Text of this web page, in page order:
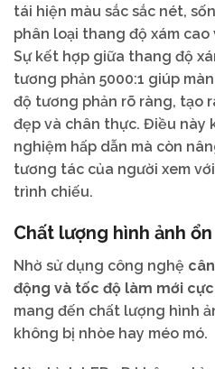
tái hiện màu sắc sắc nét,
phân loại thang độ xám
Sự kết hợp giữa thang độ
tương phản 5000:1 giúp
độ tương phản rõ ràng, tạo
đẹp và chân thực. Điều này
nghiệm hấp dẫn mà còn
tương tác của người xem
trình chiếu.
Chất lượng hình ảnh
Nhờ sử dụng công nghệ
động và tốc độ làm mới
mang đến chất lượng hình
không bị nhòe hay méo mó.